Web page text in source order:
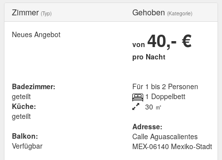
Zimmer (Typ) Gehoben (Kategorie)
Neues Angebot
von 40,- €
pro Nacht
Badezimmer:
geteilt
Küche:
geteilt
Balkon:
Verfügbar
Für 1 bis 2 Personen
1 Doppelbett
30 ㎡
Adresse:
Calle Aguascalientes
MEX-06140 Mexiko-Stadt